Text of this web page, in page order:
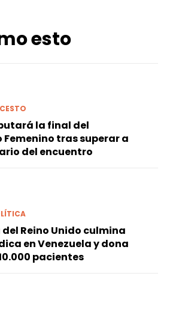
esto
la final del
tras superar a
del encuentro
Reino Unido culmina
en Venezuela y dona
pacientes